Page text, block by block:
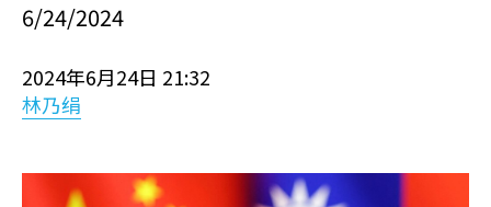
6/24/2024
2024年6月24日 21:32
林乃绢